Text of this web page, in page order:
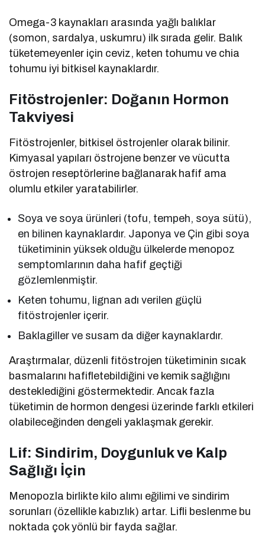
Omega-3 kaynakları arasında yağlı balıklar
(somon, sardalya, uskumru) ilk sırada gelir. Balık
tüketemeyenler için ceviz, keten tohumu ve chia
tohumu iyi bitkisel kaynaklardır.
Fitöstrojenler: Doğanın Hormon
Takviyesi
Fitöstrojenler, bitkisel östrojenler olarak bilinir.
Kimyasal yapıları östrojene benzer ve vücutta
östrojen reseptörlerine bağlanarak hafif ama
olumlu etkiler yaratabilirler.
Soya ve soya ürünleri (tofu, tempeh, soya sütü),
en bilinen kaynaklardır. Japonya ve Çin gibi soya
tüketiminin yüksek olduğu ülkelerde menopoz
semptomlarının daha hafif geçtiği
gözlemlenmiştir.
Keten tohumu, lignan adı verilen güçlü
fitöstrojenler içerir.
Baklagiller ve susam da diğer kaynaklardır.
Araştırmalar, düzenli fitöstrojen tüketiminin sıcak
basmalarını hafifletebildiğini ve kemik sağlığını
desteklediğini göstermektedir. Ancak fazla
tüketimin de hormon dengesi üzerinde farklı etkileri
olabileceğinden dengeli yaklaşmak gerekir.
Lif: Sindirim, Doygunluk ve Kalp
Sağlığı İçin
Menopozla birlikte kilo alımı eğilimi ve sindirim
sorunları (özellikle kabızlık) artar. Lifli beslenme bu
noktada çok yönlü bir fayda sağlar.